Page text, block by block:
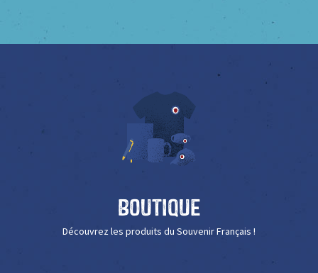
Boutique
Découvrez les produits du Souvenir Français !